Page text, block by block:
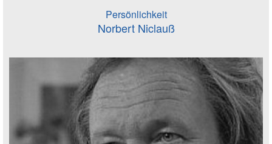
Persönlichkeit
Norbert Niclauß